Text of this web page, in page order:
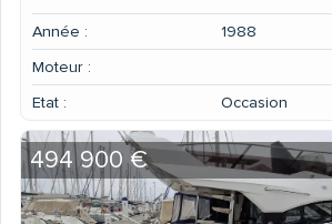
Année :
1988
Moteur :
Etat :
Occasion
494 900 €